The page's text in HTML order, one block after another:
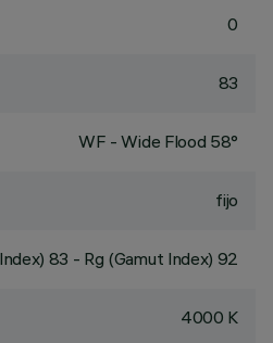
0
83
WF - Wide Flood 58°
fijo
83 - Rg (Gamut Index) 92
4000 K